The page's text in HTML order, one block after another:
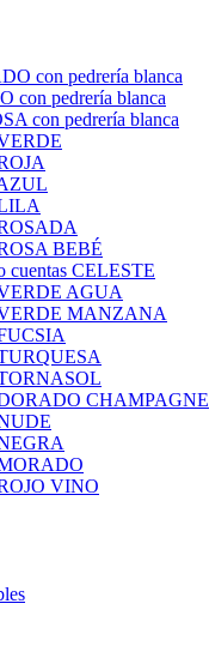
con pedrería blanca
con pedrería blanca
con pedrería blanca
BEBÉ
cuentas CELESTE
AGUA
VERDE MANZANA
CHAMPAGNE
VINO